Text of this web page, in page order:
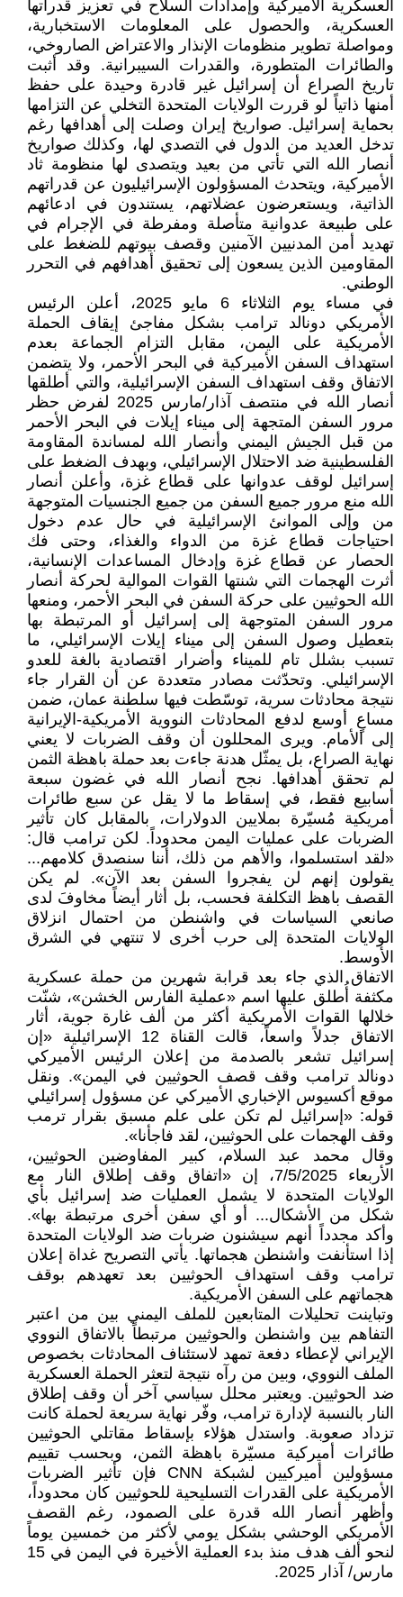
العسكرية الأميركية وإمدادات السلاح في تعزيز قدراتها
العسكرية، والحصول على المعلومات الاستخبارية،
ومواصلة تطوير منظومات الإنذار والاعتراض الصاروخي،
والطائرات المتطورة، والقدرات السيبرانية. وقد أثبت
تاريخ الصراع أن إسرائيل غير قادرة وحيدة على حفظ
أمنها ذاتياً لو قررت الولايات المتحدة التخلي عن التزامها
بحماية إسرائيل. صواريخ إيران وصلت إلى أهدافها رغم
تدخل العديد من الدول في التصدي لها، وكذلك صواريخ
أنصار الله التي تأتي من بعيد ويتصدى لها منظومة ثاد
الأميركية، ويتحدث المسؤولون الإسرائيليون عن قدراتهم
الذاتية، ويستعرضون عضلاتهم، يستندون في ادعائهم
على طبيعة عدوانية متأصلة ومفرطة في الإجرام في
تهديد أمن المدنيين الآمنين وقصف بيوتهم للضغط على
المقاومين الذين يسعون إلى تحقيق أهدافهم في التحرر
الوطني.
في مساء يوم الثلاثاء 6 مايو 2025، أعلن الرئيس
الأمريكي دونالد ترامب بشكل مفاجئ إيقاف الحملة
الأمريكية على اليمن، مقابل التزام الجماعة بعدم
استهداف السفن الأميركية في البحر الأحمر، ولا يتضمن
الاتفاق وقف استهداف السفن الإسرائيلية، والتي أطلقها
أنصار الله في منتصف آذار/مارس 2025 لفرض حظر
مرور السفن المتجهة إلى ميناء إيلات في البحر الأحمر
من قبل الجيش اليمني وأنصار الله لمساندة المقاومة
الفلسطينية ضد الاحتلال الإسرائيلي، وبهدف الضغط على
إسرائيل لوقف عدوانها على قطاع غزة، وأعلن أنصار
الله منع مرور جميع السفن من جميع الجنسيات المتوجهة
من وإلى الموانئ الإسرائيلية في حال عدم دخول
احتياجات قطاع غزة من الدواء والغذاء، وحتى فك
الحصار عن قطاع غزة وإدخال المساعدات الإنسانية،
أثرت الهجمات التي شنتها القوات الموالية لحركة أنصار
الله الحوثيين على حركة السفن في البحر الأحمر، ومنعها
مرور السفن المتوجهة إلى إسرائيل أو المرتبطة بها
بتعطيل وصول السفن إلى ميناء إيلات الإسرائيلي، ما
تسبب بشلل تام للميناء وأضرار اقتصادية بالغة للعدو
الإسرائيلي. وتحدّثت مصادر متعددة عن أن القرار جاء
نتيجة محادثات سرية، توسّطت فيها سلطنة عمان، ضمن
مساعٍ أوسع لدفع المحادثات النووية الأمريكية-الإيرانية
إلى الأمام. ويرى المحللون أن وقف الضربات لا يعني
نهاية الصراع، بل يمثّل هدنة جاءت بعد حملة باهظة الثمن
لم تحقق أهدافها. نجح أنصار الله في غضون سبعة
أسابيع فقط، في إسقاط ما لا يقل عن سبع طائرات
أمريكية مُسيّرة بملايين الدولارات، بالمقابل كان تأثير
الضربات على عمليات اليمن محدوداً. لكن ترامب قال:
«لقد استسلموا، والأهم من ذلك، أننا سنصدق كلامهم...
يقولون إنهم لن يفجروا السفن بعد الآن». لم يكن
القصف باهظ التكلفة فحسب، بل أثار أيضاً مخاوفَ لدى
صانعي السياسات في واشنطن من احتمال انزلاق
الولايات المتحدة إلى حرب أخرى لا تنتهي في الشرق
الأوسط.
الاتفاق الذي جاء بعد قرابة شهرين من حملة عسكرية
مكثفة أُطلق عليها اسم «عملية الفارس الخشن»، شنّت
خلالها القوات الأمريكية أكثر من ألف غارة جوية، أثار
الاتفاق جدلاً واسعاً، قالت القناة 12 الإسرائيلية «إن
إسرائيل تشعر بالصدمة من إعلان الرئيس الأميركي
دونالد ترامب وقف قصف الحوثيين في اليمن». ونقل
موقع أكسيوس الإخباري الأميركي عن مسؤول إسرائيلي
قوله: «إسرائيل لم تكن على علم مسبق بقرار ترمب
وقف الهجمات على الحوثيين، لقد فاجأنا».
وقال محمد عبد السلام، كبير المفاوضين الحوثيين،
الأربعاء 7/5/2025، إن «اتفاق وقف إطلاق النار مع
الولايات المتحدة لا يشمل العمليات ضد إسرائيل بأي
شكل من الأشكال... أو أي سفن أخرى مرتبطة بها».
وأكد مجدداً أنهم سيشنون ضربات ضد الولايات المتحدة
إذا استأنفت واشنطن هجماتها. يأتي التصريح غداة إعلان
ترامب وقف استهداف الحوثيين بعد تعهدهم بوقف
هجماتهم على السفن الأمريكية.
وتباينت تحليلات المتابعين للملف اليمني بين من اعتبر
التفاهم بين واشنطن والحوثيين مرتبطاً بالاتفاق النووي
الإيراني لإعطاء دفعة تمهد لاستئناف المحادثات بخصوص
الملف النووي، وبين من رآه نتيجة لتعثر الحملة العسكرية
ضد الحوثيين. ويعتبر محلل سياسي آخر أن وقف إطلاق
النار بالنسبة لإدارة ترامب، وفّر نهاية سريعة لحملة كانت
تزداد صعوبة. واستدل هؤلاء بإسقاط مقاتلي الحوثيين
طائرات أميركية مسيّرة باهظة الثمن، وبحسب تقييم
مسؤولين أميركيين لشبكة CNN فإن تأثير الضربات
الأمريكية على القدرات التسليحية للحوثيين كان محدوداً،
وأظهر أنصار الله قدرة على الصمود، رغم القصف
الأمريكي الوحشي بشكل يومي لأكثر من خمسين يوماً
لنحو ألف هدف منذ بدء العملية الأخيرة في اليمن في 15
مارس/ آذار 2025.